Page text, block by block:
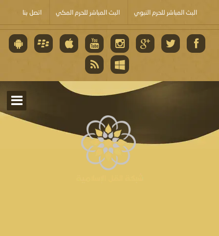
البث المباشر للحرم النبوي البث المباشر للحرم المكي اتصل بنا